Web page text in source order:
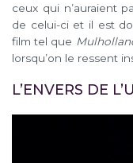
ceux qui n’auraient
de celui-ci et il est
film tel que
lorsqu’on le ressent
L’ENVERS DE